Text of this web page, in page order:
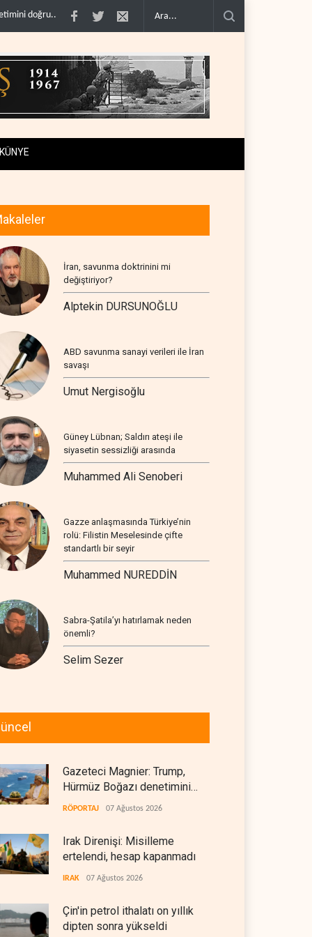
Çin'in petrol ithalatı on yıllık dipten sonra yükseldi..
KÜNYE
İran, savunma doktrinini mi
değiştiriyor?
Alptekin DURSUNOĞLU
ABD savunma sanayi verileri ile İran
savaşı
Umut Nergisoğlu
Güney Lübnan; Saldırı ateşi ile
siyasetin sessizliği arasında
Muhammed Ali Senoberi
Gazze anlaşmasında Türkiye’nin
rolü: Filistin Meselesinde çifte
standartlı bir seyir
Muhammed NUREDDİN
Sabra-Şatila’yı hatırlamak neden
önemli?
Selim Sezer
Gazeteci Magnier: Trump,
Hürmüz Boğazı denetimini
doğrudan İran ve Umman'a
RÖPORTAJ 07 Ağustos 2026
Irak Direnişi: Misilleme
ertelendi, hesap kapanmadı
IRAK 07 Ağustos 2026
Çin'in petrol ithalatı on yıllık
dipten sonra yükseldi